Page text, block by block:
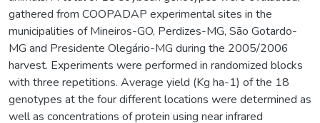
gathered from COOPADAP experimental sites in the
municipalities of Mineiros-GO, Perdizes-MG, São Gotardo-
MG and Presidente Olegário-MG during the 2005/2006
harvest. Experiments were performed in randomized blocks
with three repetitions. Average yield (Kg ha-1) of the 18
genotypes at the four different locations were determined as
well as concentrations of protein using near infrared